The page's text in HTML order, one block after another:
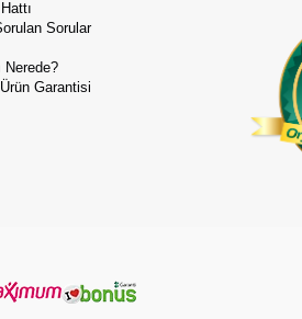
Sorular
Nerede?
Garantisi